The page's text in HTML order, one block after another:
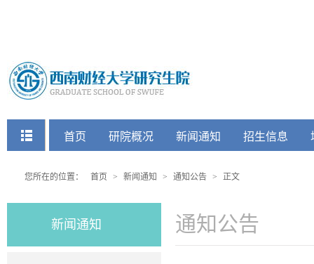
快捷菜单
首页 研院概况 新闻通知 招生信息
您所在的位置： 首页 > 新闻通知 > 通知公告 > 正文
新闻通知 通知公告